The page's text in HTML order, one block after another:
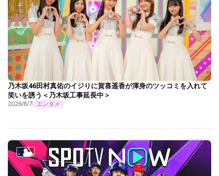
乃木坂46田村真佑のイジりに賀喜遥香が渾身のツッコミを入れて
笑いを誘う＜乃木坂工事延長中＞
2026/8/7 エンタメ